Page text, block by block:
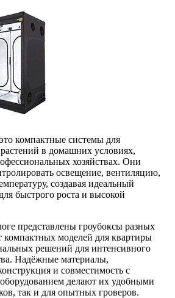
компактные системы для
в домашних условиях,
хозяйствах. Они
освещение, вентиляцию,
создавая идеальный
быстрого роста и высокой
представлены гроубоксы разных
компактных моделей для квартиры
решений для интенсивного
Надёжные материалы,
и совместимость с
делают их удобными
так и для опытных гроверов.